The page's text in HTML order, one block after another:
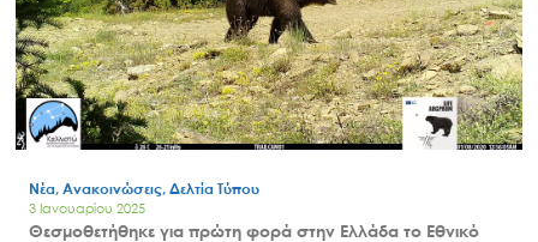
Νέα, Ανακοινώσεις, Δελτία Τύπου
3 Ιανουαρίου 2025
Θεσμοθετήθηκε για πρώτη φορά στην Ελλάδα το Εθνικό